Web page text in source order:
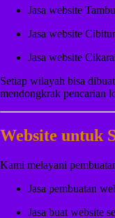
Jasa website
Jasa website
Jasa website
Setiap wilayah bisa
mendongkrak pencarian
Website untuk
Kami melayani
Jasa pembuatan
Jasa buat website